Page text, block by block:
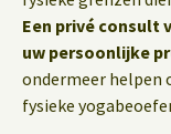
Een privé consult
uw persoonlijke
ondermeer helpen
fysieke